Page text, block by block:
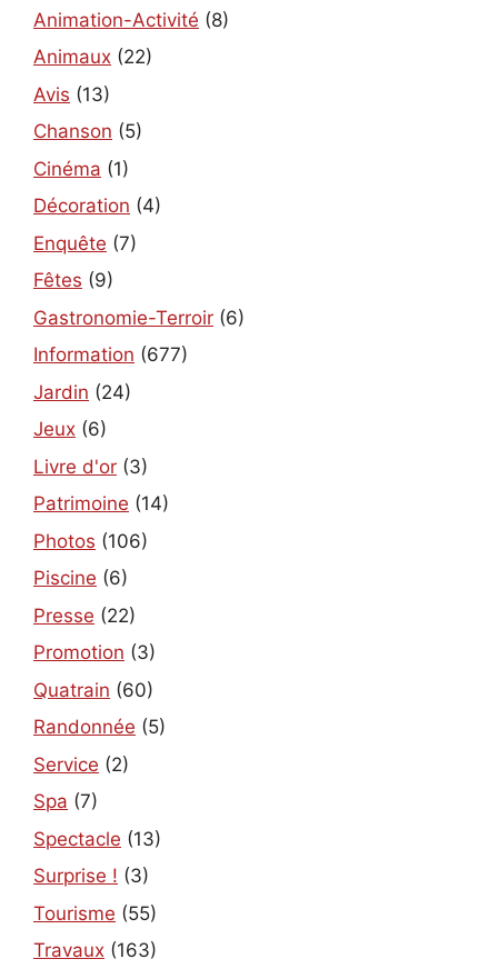
Animation-Activité (8)
Animaux (22)
Avis (13)
Chanson (5)
Cinéma (1)
Décoration (4)
Enquête (7)
Fêtes (9)
Gastronomie-Terroir (6)
Information (677)
Jardin (24)
Jeux (6)
Livre d'or (3)
Patrimoine (14)
Photos (106)
Piscine (6)
Presse (22)
Promotion (3)
Quatrain (60)
Randonnée (5)
Service (2)
Spa (7)
Spectacle (13)
Surprise ! (3)
Tourisme (55)
Travaux (163)